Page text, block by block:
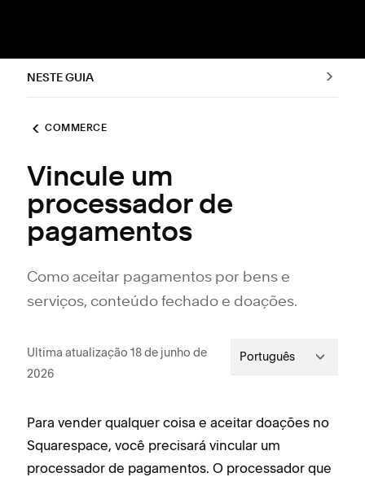
NESTE GUIA
COMMERCE
Vincule um
processador de
pagamentos
Como aceitar pagamentos por bens e
serviços, conteúdo fechado e doações.
Ultima atualização 18 de junho de
2026
Português
Para vender qualquer coisa e aceitar doações no
Squarespace, você precisará vincular um
processador de pagamentos. O processador que